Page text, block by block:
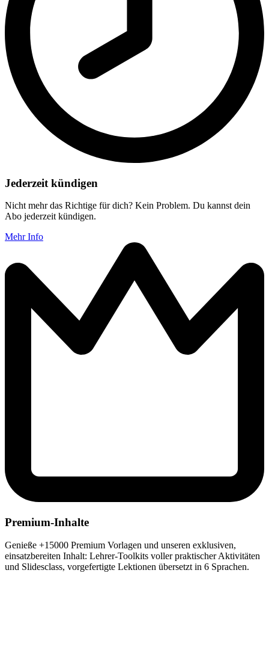
Jederzeit kündigen
Nicht mehr das Richtige für dich? Kein Problem. Du kannst dein
Abo jederzeit kündigen.
Mehr Info
Premium-Inhalte
Genieße +15000 Premium Vorlagen und unseren exklusiven,
einsatzbereiten Inhalt: Lehrer-Toolkits voller praktischer Aktivitäten
und Slidesclass, vorgefertigte Lektionen übersetzt in 6 Sprachen.